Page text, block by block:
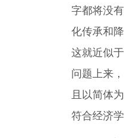
字都将没
化传承和
这就近似
问题上来
且以简体
符合经济